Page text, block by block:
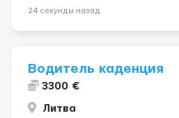
24 секунды назад
Водитель каденция
3300 €
Литва